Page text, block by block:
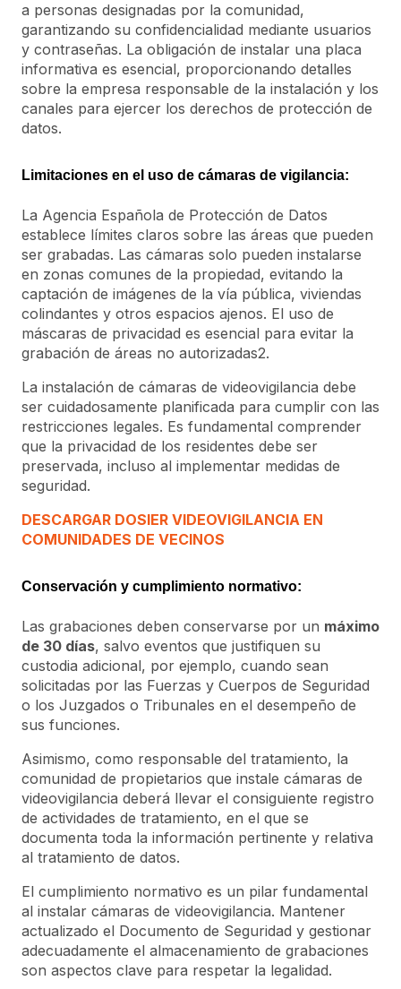
a personas designadas por la comunidad,
garantizando su confidencialidad mediante usuarios
y contraseñas. La obligación de instalar una placa
informativa es esencial, proporcionando detalles
sobre la empresa responsable de la instalación y los
canales para ejercer los derechos de protección de
datos.
Limitaciones en el uso de cámaras de vigilancia:
La Agencia Española de Protección de Datos
establece límites claros sobre las áreas que pueden
ser grabadas. Las cámaras solo pueden instalarse
en zonas comunes de la propiedad, evitando la
captación de imágenes de la vía pública, viviendas
colindantes y otros espacios ajenos. El uso de
máscaras de privacidad es esencial para evitar la
grabación de áreas no autorizadas2.
La instalación de cámaras de videovigilancia debe
ser cuidadosamente planificada para cumplir con las
restricciones legales. Es fundamental comprender
que la privacidad de los residentes debe ser
preservada, incluso al implementar medidas de
seguridad.
DESCARGAR DOSIER VIDEOVIGILANCIA EN
COMUNIDADES DE VECINOS
Conservación y cumplimiento normativo:
Las grabaciones deben conservarse por un máximo
de 30 días, salvo eventos que justifiquen su
custodia adicional, por ejemplo, cuando sean
solicitadas por las Fuerzas y Cuerpos de Seguridad
o los Juzgados o Tribunales en el desempeño de
sus funciones.
Asimismo, como responsable del tratamiento, la
comunidad de propietarios que instale cámaras de
videovigilancia deberá llevar el consiguiente registro
de actividades de tratamiento, en el que se
documenta toda la información pertinente y relativa
al tratamiento de datos.
El cumplimiento normativo es un pilar fundamental
al instalar cámaras de videovigilancia. Mantener
actualizado el Documento de Seguridad y gestionar
adecuadamente el almacenamiento de grabaciones
son aspectos clave para respetar la legalidad.